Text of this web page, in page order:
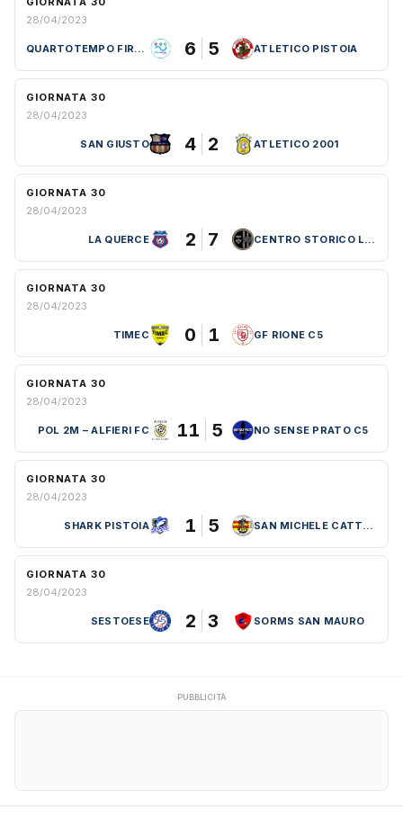
28/04/2023
QUARTOTEMPO FIRENZE 6 5 ATLETICO PISTOIA
GIORNATA 30
28/04/2023
SAN GIUSTO 4 2 ATLETICO 2001
GIORNATA 30
28/04/2023
LA QUERCE 2 7 CENTRO STORICO LEBOWSKI
GIORNATA 30
28/04/2023
TIMEC 0 1 GF RIONE C5
GIORNATA 30
28/04/2023
POL 2M – ALFIERI FC 11 5 NO SENSE PRATO C5
GIORNATA 30
28/04/2023
SHARK PISTOIA 1 5 SAN MICHELE CATTOLICA VIRTUS
GIORNATA 30
28/04/2023
SESTOESE 2 3 SORMS SAN MAURO
PUBBLICITÀ